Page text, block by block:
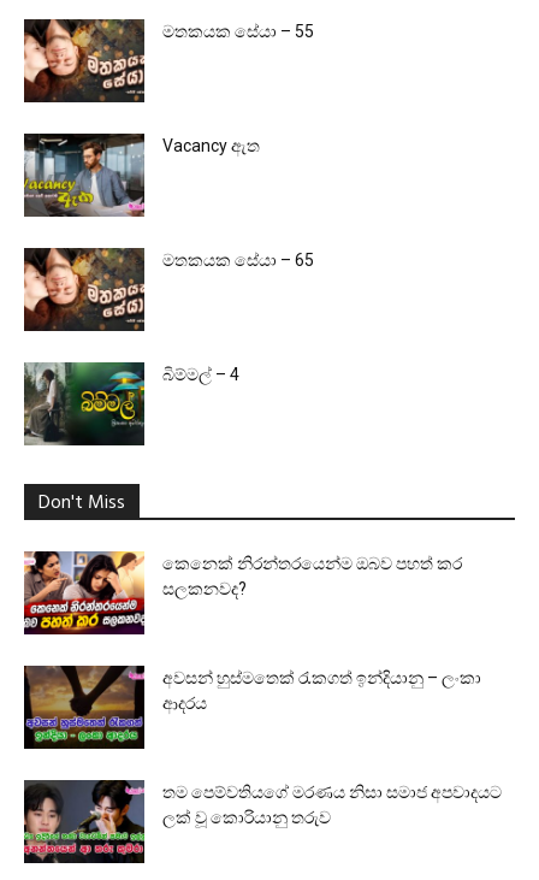
මතකයක සේයා – 55
Vacancy ඇත
මතකයක සේයා – 65
බිම්මල් – 4
Don't Miss
කෙනෙක් නිරන්තරයෙන්ම ඔබව පහත් කර
සලකනවද?
අවසන් හුස්මතෙක් රැකගත් ඉන්දියානු – ලංකා
ආදරය
තම පෙම්වතියගේ මරණය නිසා සමාජ අපවාදයට
ලක් වූ කොරියානු තරුව